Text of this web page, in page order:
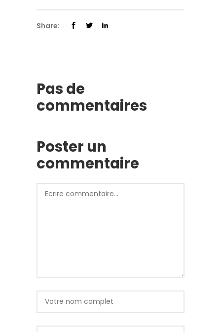
Share:
Pas de
commentaires
Poster un
commentaire